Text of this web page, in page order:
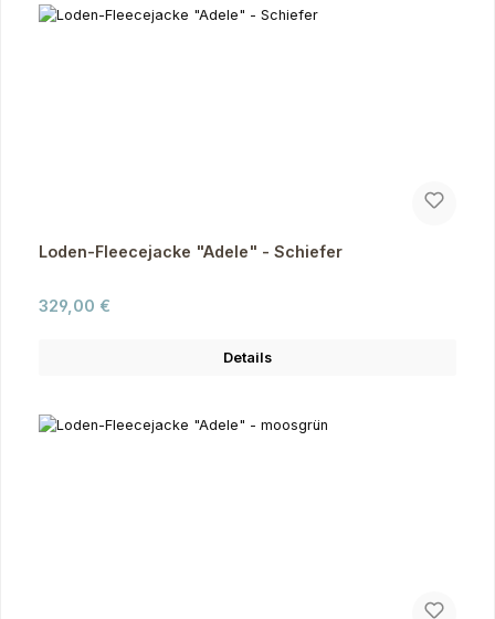
Loden-Fleecejacke "Adele" - Schiefer
Regulärer Preis:
329,00 €
Details